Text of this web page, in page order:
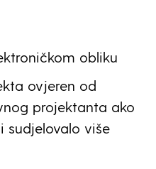
obliku
ovjeren od
projektanta ako
sudjelovalo više